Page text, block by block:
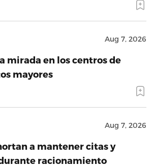
Aug 7, 2026
mirada en los centros de
mayores
Aug 7, 2026
a mantener citas y
racionamiento